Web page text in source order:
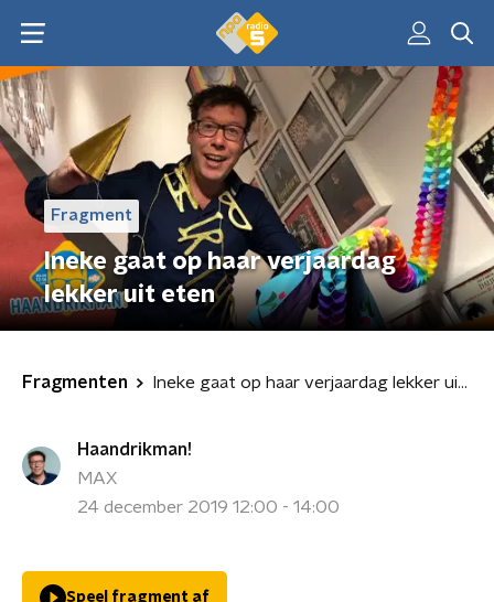
Fragment
Ineke gaat op haar verjaardag
lekker uit eten
Fragmenten Ineke gaat op haar verjaardag lekker uit eten
Haandrikman!
MAX
24 december 2019 12:00 - 14:00
Speel fragment af